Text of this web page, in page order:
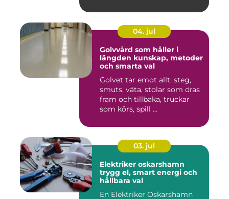
04. jul
Golvvård som håller i
längden kunskap, metoder
och smarta val
Golvet tar emot allt: steg,
smuts, väta, stolar som dras
fram och tillbaka, truckar
som körs, spill ...
03. jul
Elektriker oskarshamn
trygg el, smart energi och
hållbara val
En Elektriker Oskarshamn